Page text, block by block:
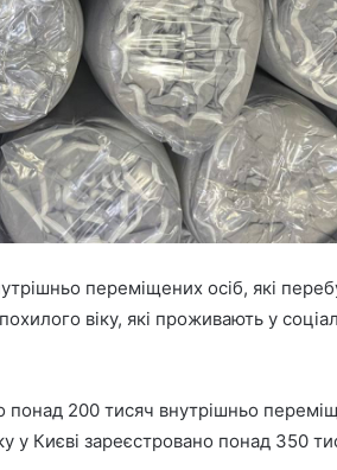
переміщених осіб, які
віку, які проживають у
понад 200 тисяч внутрішньо
у Києві зареєстровано понад 350